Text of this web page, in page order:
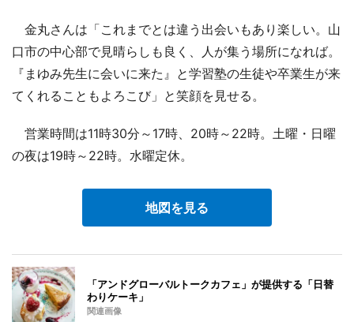
金丸さんは「これまでとは違う出会いもあり楽しい。山
口市の中心部で見晴らしも良く、人が集う場所になれば。
『まゆみ先生に会いに来た』と学習塾の生徒や卒業生が来
てくれることもよろこび」と笑顔を見せる。
営業時間は11時30分～17時、20時～22時。土曜・日曜
の夜は19時～22時。水曜定休。
地図を見る
「アンドグローバルトークカフェ」が提供する「日替
わりケーキ」
関連画像